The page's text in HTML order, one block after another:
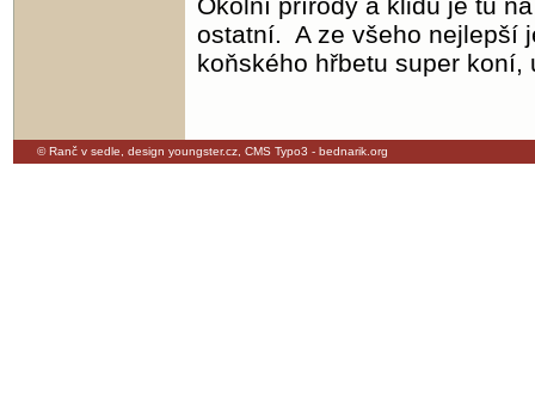
ostatní. A ze všeho nejlepší
koňského hřbetu super koní,
© Ranč v sedle, design youngster.cz, CMS Typo3 - bednarik.org